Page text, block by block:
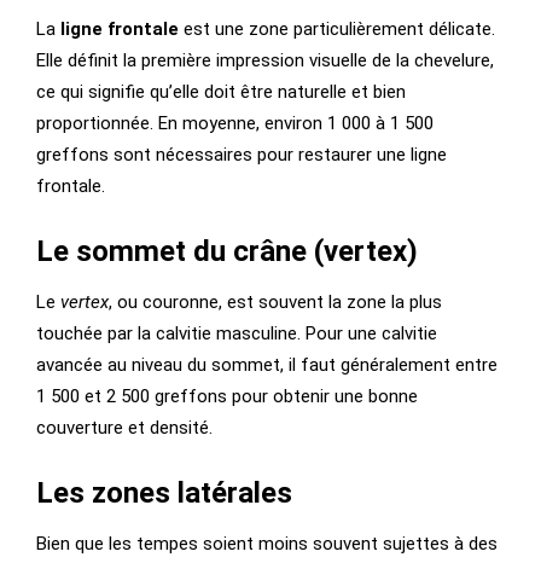
La ligne frontale est une zone particulièrement délicate.
Elle définit la première impression visuelle de la chevelure,
ce qui signifie qu’elle doit être naturelle et bien
proportionnée. En moyenne, environ 1 000 à 1 500
greffons sont nécessaires pour restaurer une ligne
frontale.
Le sommet du crâne (vertex)
Le vertex, ou couronne, est souvent la zone la plus
touchée par la calvitie masculine. Pour une calvitie
avancée au niveau du sommet, il faut généralement entre
1 500 et 2 500 greffons pour obtenir une bonne
couverture et densité.
Les zones latérales
Bien que les tempes soient moins souvent sujettes à des